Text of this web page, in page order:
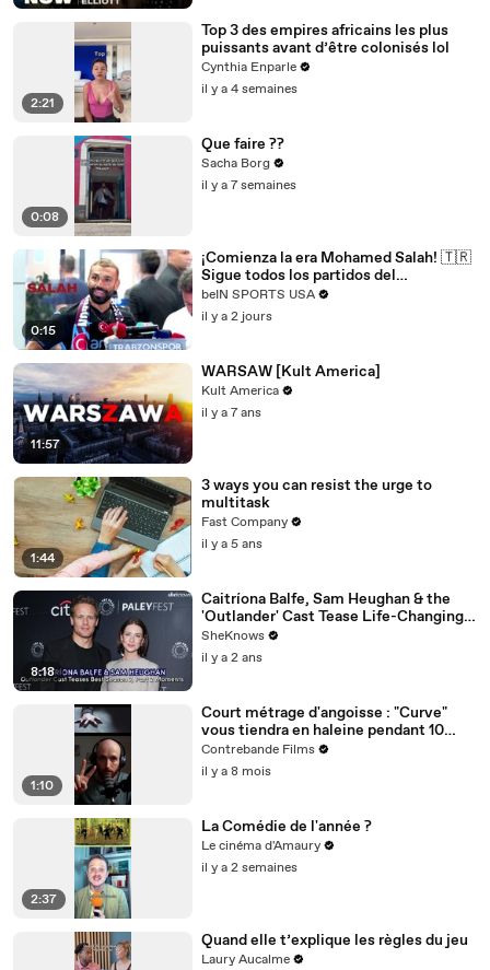
2:21
Top 3 des empires africains les plus
puissants avant d’être colonisés lol
Cynthia Enparle
il y a 4 semaines
0:08
Que faire ??
Sacha Borg
il y a 7 semaines
0:15
¡Comienza la era Mohamed Salah! 🇹🇷
Sigue todos los partidos del
Trabzonspor por beIN SPORTS
beIN SPORTS USA
il y a 2 jours
11:57
WARSAW [Kult America]
Kult America
il y a 7 ans
1:44
3 ways you can resist the urge to
multitask
Fast Company
il y a 5 ans
8:18
Caitríona Balfe, Sam Heughan & the
'Outlander' Cast Tease Life-Changing
Moments for Season 7 Part 2
SheKnows
il y a 2 ans
1:10
Court métrage d'angoisse : "Curve"
vous tiendra en haleine pendant 10
minutes !
Contrebande Films
il y a 8 mois
2:37
La Comédie de l'année ?
Le cinéma d'Amaury
il y a 2 semaines
Quand elle t’explique les règles du jeu
Laury Aucalme